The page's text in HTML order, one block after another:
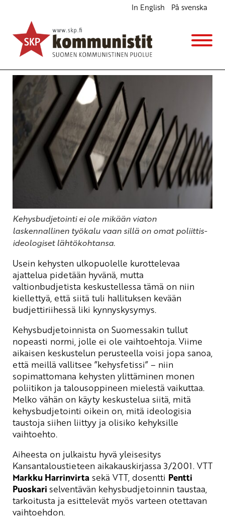
In English På svenska
Irti kehyksistä
Blogi
Avainsanat:finanssipolitiikka,talous,veropolitiikka
Kehysbudjetointi ei ole mikään viaton
laskennallinen työkalu vaan sillä on omat poliittis-
ideologiset lähtökohtansa.
Usein kehysten ulkopuolelle kurottelevaa
ajattelua pidetään hyvänä, mutta
valtionbudjetista keskustellessa tämä on niin
kiellettyä, että siitä tuli hallituksen kevään
budjettiriihessä liki kynnyskysymys.
Kehysbudjetoinnista on Suomessakin tullut
nopeasti normi, jolle ei ole vaihtoehtoja. Viime
aikaisen keskustelun perusteella voisi jopa sanoa,
että meillä vallitsee ”kehysfetissi” – niin
sopimattomana kehysten ylittäminen monen
poliitikon ja talousoppineen mielestä vaikuttaa.
Melko vähän on käyty keskustelua siitä, mitä
kehysbudjetointi oikein on, mitä ideologisia
taustoja siihen liittyy ja olisiko kehyksille
vaihtoehto.
Aiheesta on julkaistu hyvä yleisesitys
Kansantaloustieteen aikakauskirjassa 3/2001. VTT
Markku Harrinvirta sekä VTT, dosentti Pentti
Puoskari selventävän kehysbudjetoinnin taustaa,
tarkoitusta ja esittelevät myös varteen otettavan
vaihtoehdon.